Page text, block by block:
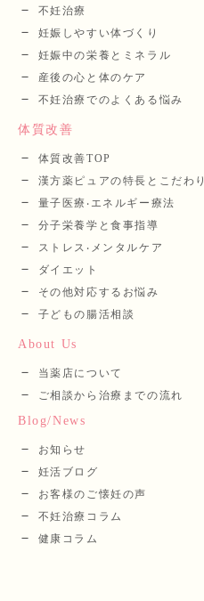
不妊治療
妊娠しやすい体づくり
妊娠中の栄養とミネラル
産後の⼼と体のケア
不妊治療でのよくある悩み
体質改善
体質改善TOP
漢⽅薬ピュアの特長とこだわり
量⼦医療‧エネルギー療法
分⼦栄養学と⾷事指導
ストレス‧メンタルケア
ダイエット
その他対応するお悩み
子どもの腸活相談
About Us
当薬店について
ご相談から治療までの流れ
Blog/News
お知らせ
妊活ブログ
お客様のご懐妊の声
不妊治療コラム
健康コラム